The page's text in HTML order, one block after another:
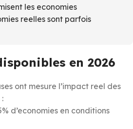
les economies
reelles sont parfois
en 2026
ont mesure l’impact reel des
d’economies en conditions